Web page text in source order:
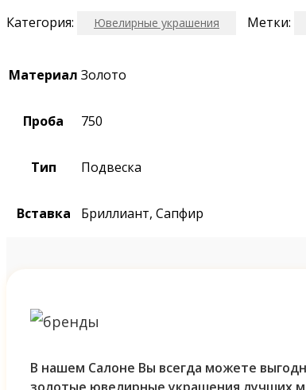
Категория:
Ювелирные украшения Метки:
Материал Золото
Проба 750
Тип Подвеска
Вставка Бриллиант, Сапфир
В нашем Салоне Вы всегда можете